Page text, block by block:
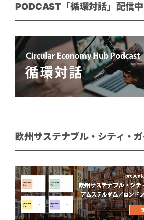
PODCAST「循環対話」配信中
欧州サステナブル・シティ・